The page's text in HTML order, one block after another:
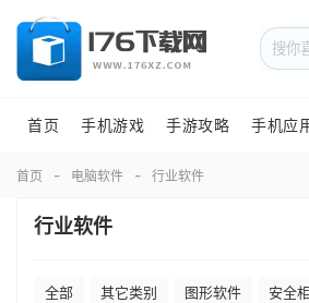
首页 手机游戏 手游攻略 手机应
首页 电脑软件 行业软件
行业软件
全部 其它类别 图形软件 安全